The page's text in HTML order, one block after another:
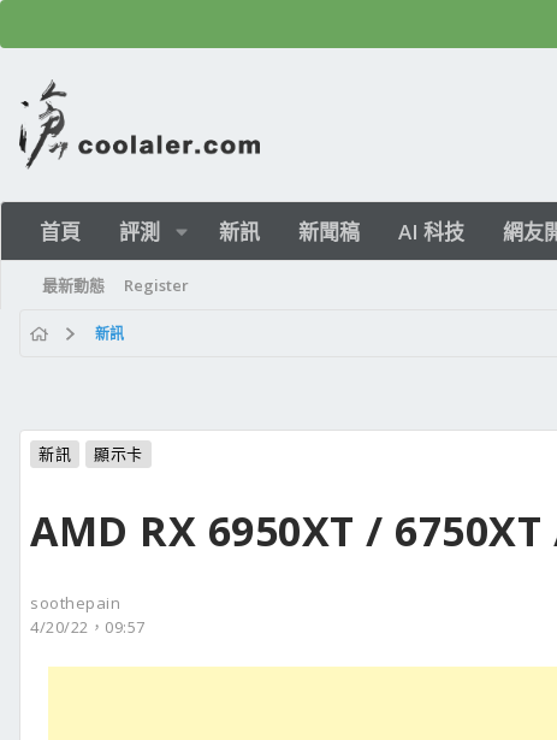
首頁 評測 新訊 新聞稿 AI 科技 網友
最新動態 Register
新訊
新訊 顯示卡
AMD RX 6950XT /
soothepain
4/20/22，09:57